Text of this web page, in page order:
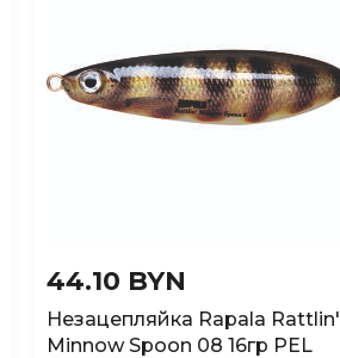
44.10 BYN
Незацепляйка Rapala Rattlin'
Minnow Spoon 08 16гр PEL